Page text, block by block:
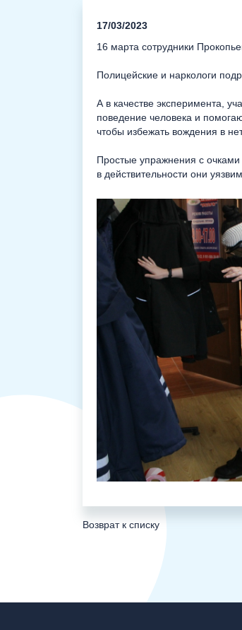
17/03/2023
16 марта сотрудники
Полицейские и наркологи
А в качестве эксперимента,
поведение человека и
чтобы избежать вождения в
Простые упражнения с очками
в действительности они
Возврат к списку